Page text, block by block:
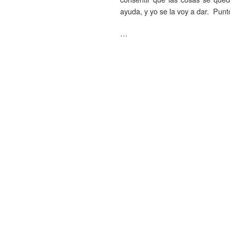
ayuda, y yo se la voy a dar.
…